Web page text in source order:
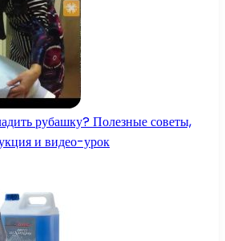
рубашку? Полезные советы,
и видео-урок